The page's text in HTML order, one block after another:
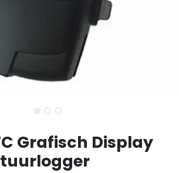
Grafisch Display